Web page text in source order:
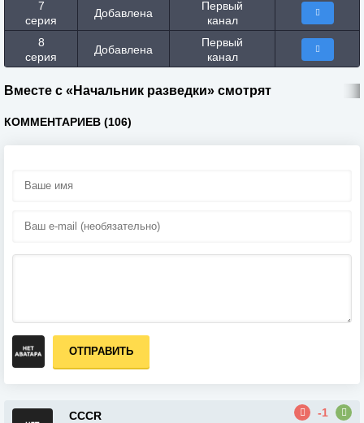
7
серия
Добавлена
Первый
канал
8
серия
Добавлена
Первый
канал
Вместе с «Начальник разведки» смотрят
КОММЕНТАРИЕВ (106)
ОТПРАВИТЬ
CCCR
-1